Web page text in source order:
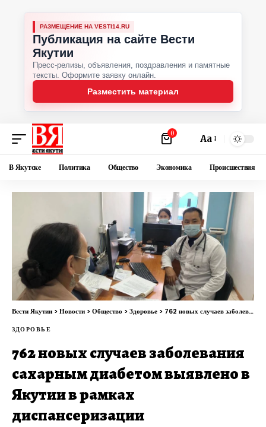
РАЗМЕЩЕНИЕ НА VESTI14.RU
Публикация на сайте Вести
Якутии
Пресс-релизы, объявления, поздравления и памятные
тексты. Оформите заявку онлайн.
Разместить материал
0 Аа
В Якутске Политика Общество Экономика Происшествия
Вести Якутии >Новости >Общество >Здоровье > 762 новых случаев заболевания сахарным диабетом выявлено в Якутии в рамках диспансеризации
ЗДОРОВЬЕ
762 новых случаев заболевания
сахарным диабетом выявлено в
Якутии в рамках
диспансеризации